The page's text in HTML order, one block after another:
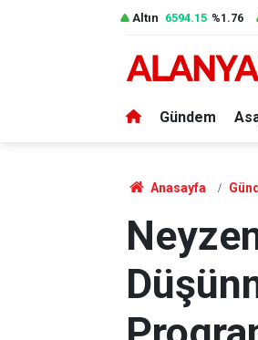
Altın 6594.15 %1.76
Gündem
Anasayfa